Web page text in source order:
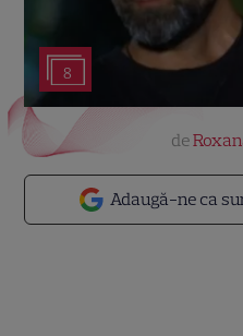
8
Adaugă-ne ca
de